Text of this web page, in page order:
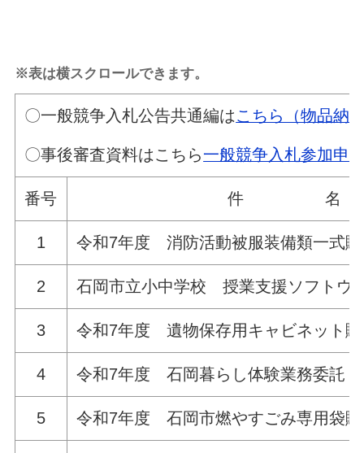
※表は横スクロールできます。
〇一般競争入札公告共通編はこちら（物品納
〇事後審査資料はこちら一般競争入札参加申
番号 件 名
1 令和7年度 消防活動被服装備類一式
2 石岡市立小中学校 授業支援ソフトウ
3 令和7年度 遺物保存用キャビネット
4 令和7年度 石岡暮らし体験業務委託
5 令和7年度 石岡市燃やすごみ専用袋